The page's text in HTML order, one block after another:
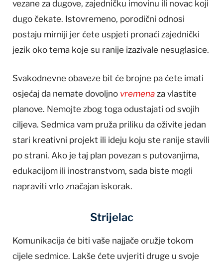
vezane za dugove, zajedničku imovinu ili novac koji
dugo čekate. Istovremeno, porodični odnosi
postaju mirniji jer ćete uspjeti pronaći zajednički
jezik oko tema koje su ranije izazivale nesuglasice.
Svakodnevne obaveze bit će brojne pa ćete imati
osjećaj da nemate dovoljno vremena za vlastite
planove. Nemojte zbog toga odustajati od svojih
ciljeva. Sedmica vam pruža priliku da oživite jedan
stari kreativni projekt ili ideju koju ste ranije stavili
po strani. Ako je taj plan povezan s putovanjima,
edukacijom ili inostranstvom, sada biste mogli
napraviti vrlo značajan iskorak.
Strijelac
Komunikacija će biti vaše najjače oružje tokom
cijele sedmice. Lakše ćete uvjeriti druge u svoje